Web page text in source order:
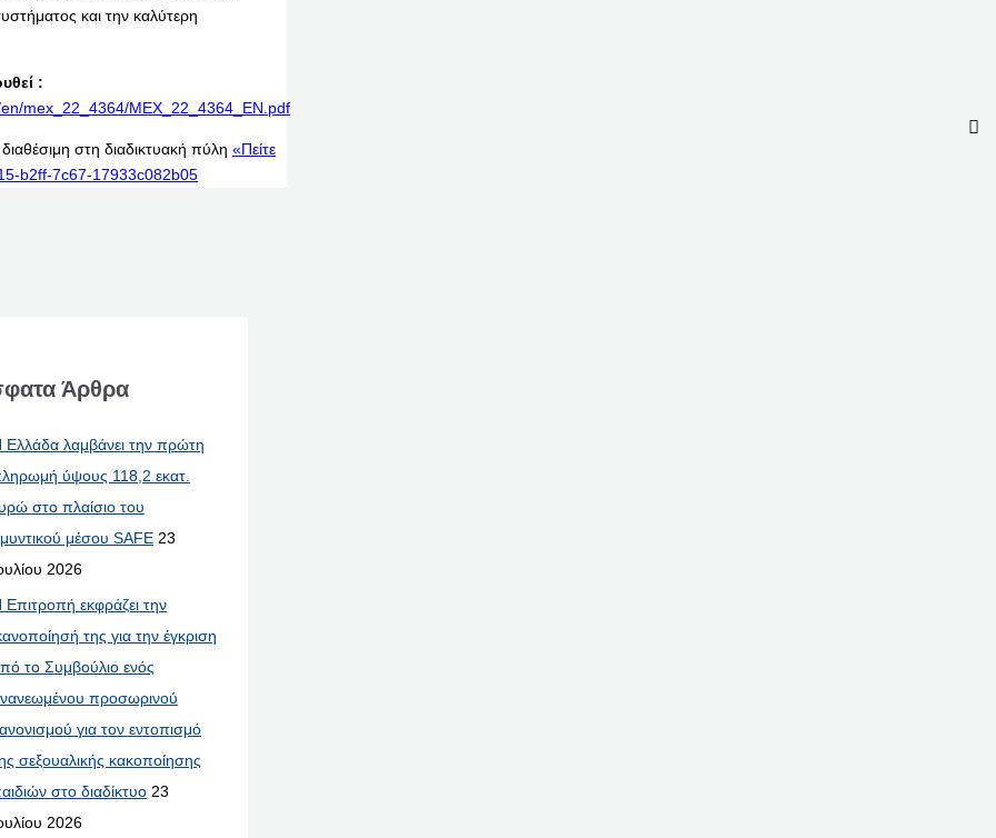
και την καλύτερη
:
mex_22_4364/MEX_22_4364_EN.pdf
στη διαδικτυακή πύλη «Πείτε
b2ff-7c67-17933c082b05
Άρθρα
Ελλάδα λαμβάνει την πρώτη
ύψους 118,2 εκατ.
στο πλαίσιο του
μέσου SAFE 23
2026
Επιτροπή εκφράζει την
της για την έγκριση
το Συμβούλιο ενός
προσωρινού
για τον εντοπισμό
σεξουαλικής κακοποίησης
στο διαδίκτυο 23
2026